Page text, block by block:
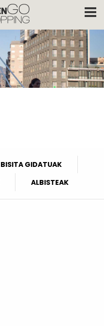
BISITA GIDATUAK
ALBISTEAK